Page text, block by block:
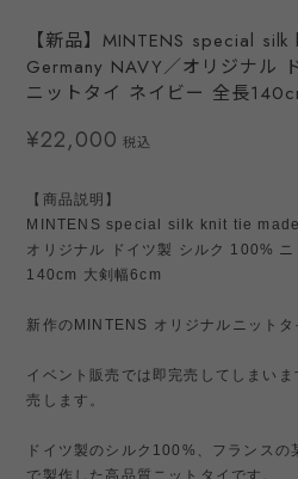
【新品】MINTENS special
Germany NAVY／オリジナル
ニットタイ ネイビー 全長
¥22,000 税込
【商品説明】
MINTENS special silk knit tie
オリジナル ドイツ製 シルク 100%
140cm 大剣幅6cm
新作のMINTENS オリジナルニットタ
イベント販売では即完売してしまい
売します。
ドイツ製のシルク100%、フランスの
で製作した高品質ニットタイです。